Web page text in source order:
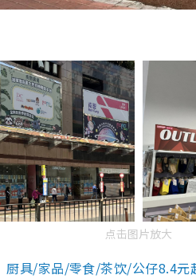
点击图片放大
厨具/家品/零食/茶饮/公仔8.4元